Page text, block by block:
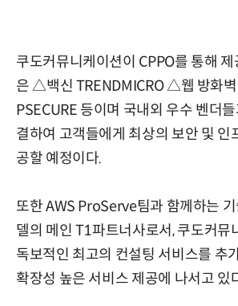
쿠도커뮤니케이션이 CPPO를 통해
은 △백신 TRENDMICRO △웹 방화
PSECURE 등이며 국내외 우수 벤더
결하여 고객들에게 최상의 보안 및 인
공할 예정이다.
또한 AWS ProServe팀과 함께하는
델의 메인 T1파트너사로서, 쿠도커뮤
독보적인 최고의 컨설팅 서비스를 추
확장성 높은 서비스 제공에 나서고 있